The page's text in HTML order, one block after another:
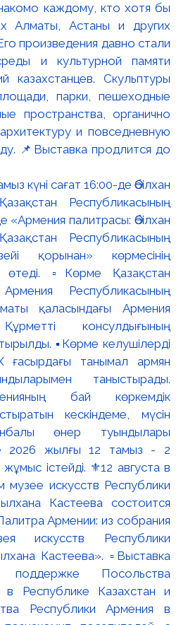
каждому, кто хотя бы
Алматы, Астаны и других
произведения давно стали
и культурной памяти
казахстанцев. Скульптуры
парки, пешеходные
пространства, органично
и повседневную
📌Выставка продлится до